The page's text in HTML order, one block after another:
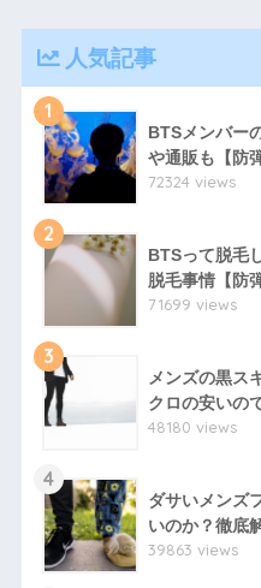
人気記事
1
BTSメンバー
や通販も【防
72324 views
2
BTSって脱毛
脱毛事情【防
71699 views
3
メンズの黒ス
クロの安いの
48180 views
4
ダサいメンズ
いのか？徹底
39863 views